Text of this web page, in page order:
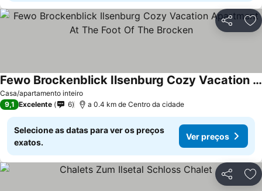
Partilhar
Casa/apartamento inteiro
Fewo Brockenblick Ilsenburg Cozy Vacation Apartment At The Foot Of The Brocken
9,1 Excelente 6 a 0.4 km de Centro da cidade
Selecione as datas para ver os preços
exatos.
Ver preços
Partilhar